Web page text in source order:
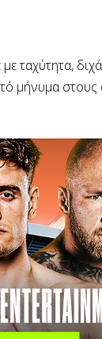
ταχύτητα,
μήνυμα